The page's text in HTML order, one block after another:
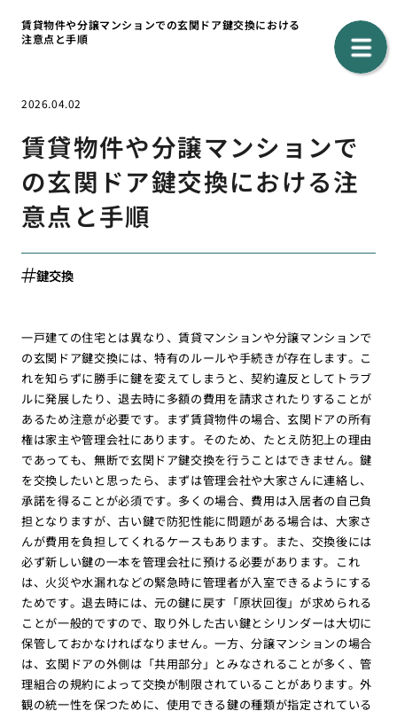
賃貸物件や分譲マンションでの玄関ドア鍵交換における
注意点と手順
2026.04.02
賃貸物件や分譲マンションで
の玄関ドア鍵交換における注
意点と手順
鍵交換
一戸建ての住宅とは異なり、賃貸マンションや分譲マンションで
の玄関ドア鍵交換には、特有のルールや手続きが存在します。こ
れを知らずに勝手に鍵を変えてしまうと、契約違反としてトラブ
ルに発展したり、退去時に多額の費用を請求されたりすることが
あるため注意が必要です。まず賃貸物件の場合、玄関ドアの所有
権は家主や管理会社にあります。そのため、たとえ防犯上の理由
であっても、無断で玄関ドア鍵交換を行うことはできません。鍵
を交換したいと思ったら、まずは管理会社や大家さんに連絡し、
承諾を得ることが必須です。多くの場合、費用は入居者の自己負
担となりますが、古い鍵で防犯性能に問題がある場合は、大家さ
んが費用を負担してくれるケースもあります。また、交換後には
必ず新しい鍵の一本を管理会社に預ける必要があります。これ
は、火災や水漏れなどの緊急時に管理者が入室できるようにする
ためです。退去時には、元の鍵に戻す「原状回復」が求められる
ことが一般的ですので、取り外した古い鍵とシリンダーは大切に
保管しておかなければなりません。一方、分譲マンションの場合
は、玄関ドアの外側は「共用部分」とみなされることが多く、管
理組合の規約によって交換が制限されていることがあります。外
観の統一性を保つために、使用できる鍵の種類が指定されている